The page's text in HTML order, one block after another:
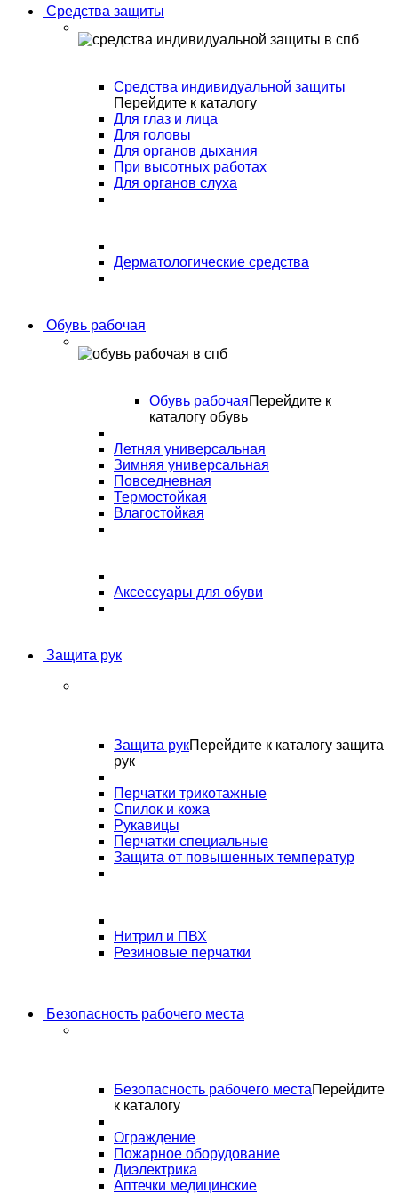
Средства защиты
Средства индивидуальной защиты
Перейдите к каталогу
Для глаз и лица
Для головы
Для органов дыхания
При высотных работах
Для органов слуха
Дерматологические средства
Обувь рабочая
Обувь рабочаяПерейдите к
каталогу обувь
Летняя универсальная
Зимняя универсальная
Повседневная
Термостойкая
Влагостойкая
Аксессуары для обуви
Защита рук
Защита рукПерейдите к каталогу защита
рук
Перчатки трикотажные
Спилок и кожа
Рукавицы
Перчатки специальные
Защита от повышенных температур
Нитрил и ПВХ
Резиновые перчатки
Безопасность рабочего места
Безопасность рабочего местаПерейдите
к каталогу
Ограждение
Пожарное оборудование
Диэлектрика
Аптечки медицинские